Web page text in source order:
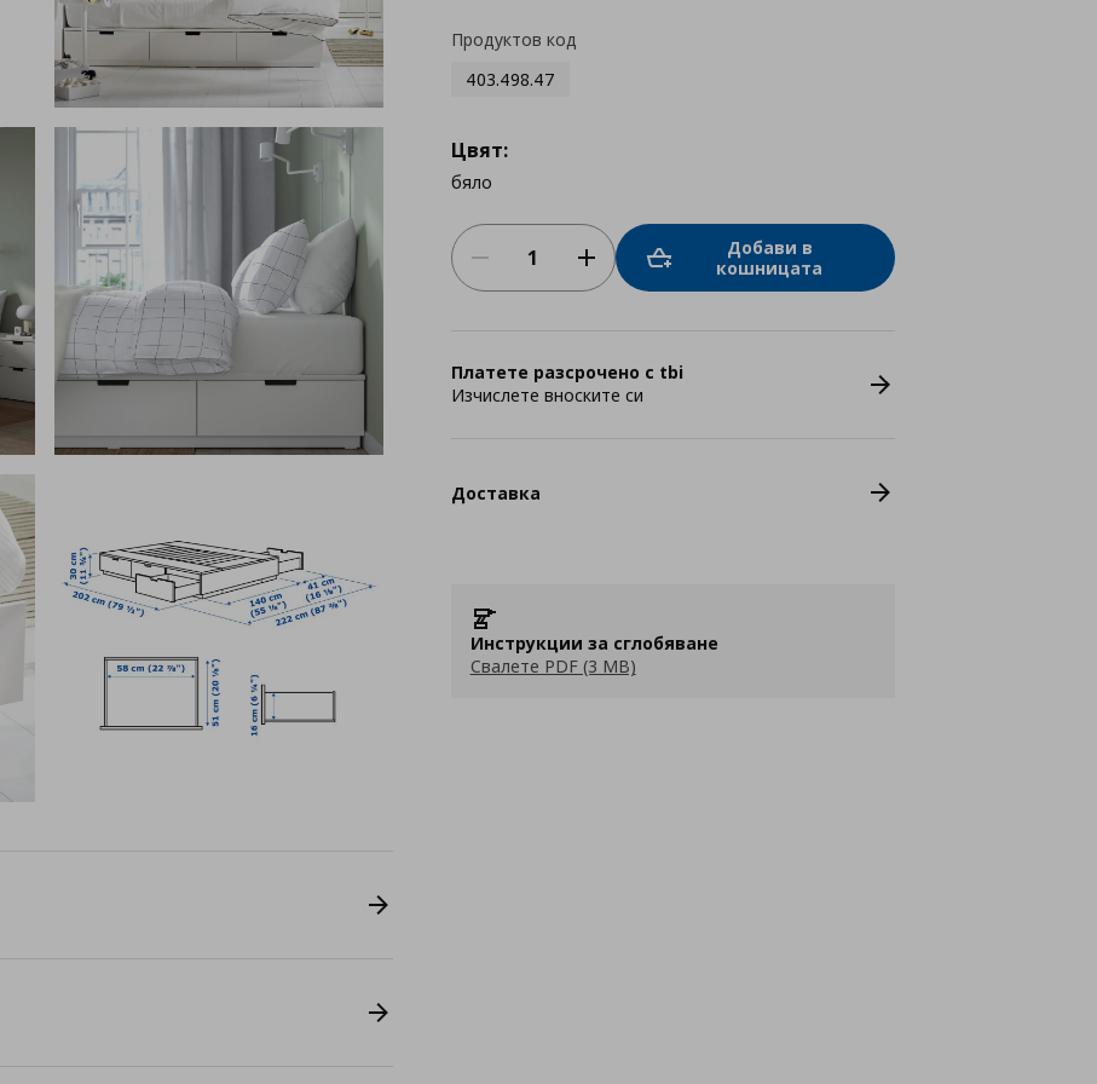
Продуктов код
403.498.47
Цвят:
бяло
Добави в
кошницата
Платете разсрочено с tbi
Изчислете вноските си
Доставка
Инструкции за сглобяване
Свалете PDF (3 MB)